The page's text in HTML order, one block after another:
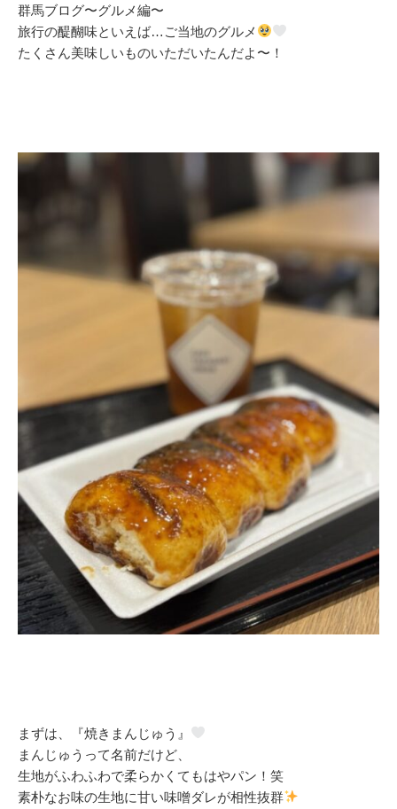
群馬ブログ〜グルメ編〜
旅行の醍醐味といえば…ご当地のグルメ
たくさん美味しいものいただいたんだよ〜！
まずは、『焼きまんじゅう』
まんじゅうって名前だけど、
生地がふわふわで柔らかくてもはやパン！笑
素朴なお味の生地に甘い味噌ダレが相性抜群